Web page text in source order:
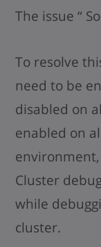
The issue “
To resolve
need to be
disabled on
enabled on
Cluster
while
cluster.